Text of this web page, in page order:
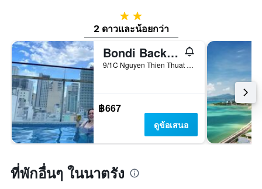
2 ดาว
2 ดาวและน้อยกว่า
Bondi Backpackers Nha Trang - Hostel
9/1C Nguyen Thien Thuat Street, นาตรัง, เวียดนาม
฿667
ดูข้อเสนอ
ที่พักอื่นๆ ในนาตรัง